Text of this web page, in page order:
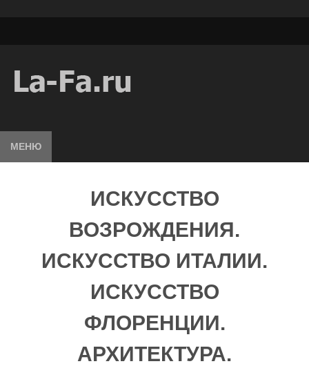
МЕНЮ
ИСКУССТВО
ВОЗРОЖДЕНИЯ.
ИСКУССТВО ИТАЛИИ.
ИСКУССТВО
ФЛОРЕНЦИИ.
АРХИТЕКТУРА.